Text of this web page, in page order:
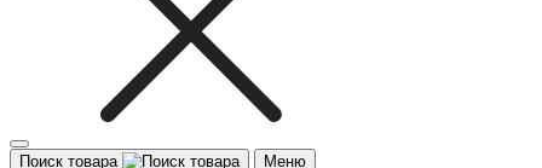
Поиск товара Меню